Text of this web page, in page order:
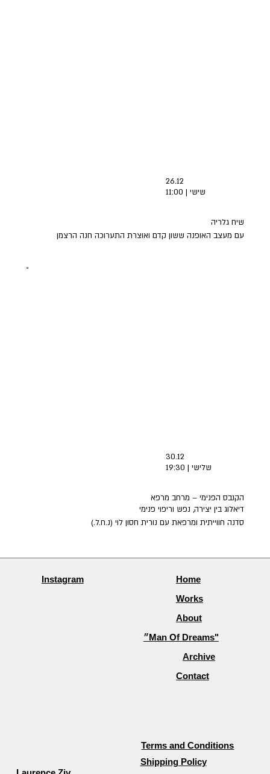
26.12
שישי | 11:00
שיח גלריה
עם מעצב האופנה ששון קדם ואוצרת התערוכה חנה הרצמן
30.12
שלישי | 19:30
הקנבס הפנימי – מרחב מרפא
דיאלוג בין יצירה, נפש וריפוי פנימי
סדנה חווייתית ומרפאת עם נורית חסון לוי (נ.ח.ל.)
Instagram
Home
Works
About
״Man Of Dreams"
Archive
Contact
Terms and Conditions
Shipping Policy